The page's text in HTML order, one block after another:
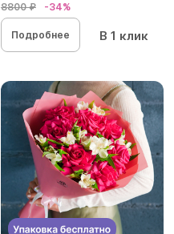
8800 ₽ -34%
Подробнее В 1 клик